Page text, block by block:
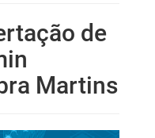
de
Martins